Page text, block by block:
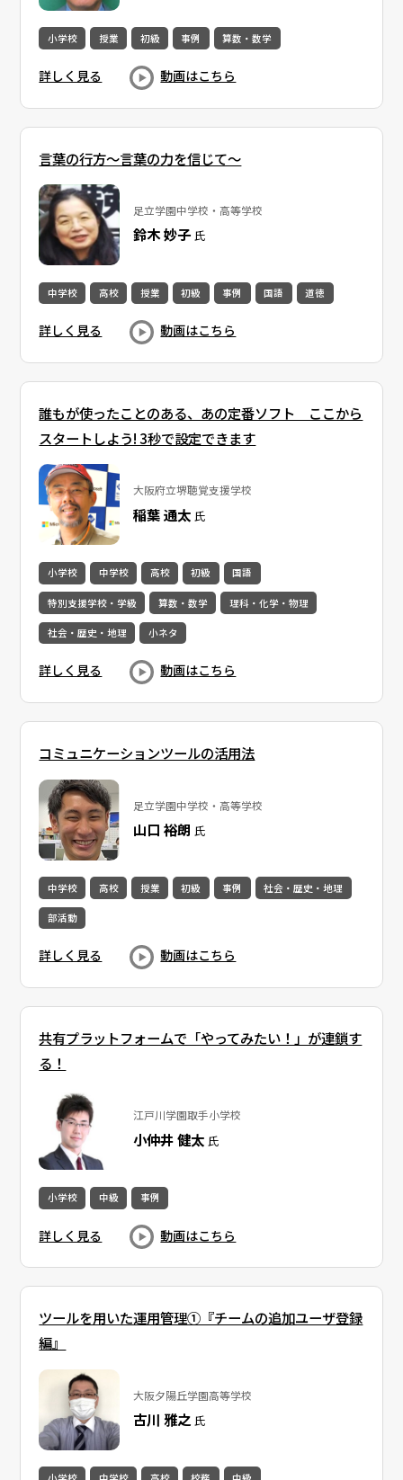
小学校 授業 初級 事例 算数・数学
詳しく見る 動画はこちら
言葉の行方～言葉の力を信じて～
足立学園中学校・高等学校
鈴木 妙子 氏
中学校 高校 授業 初級 事例 国語 道徳
詳しく見る 動画はこちら
誰もが使ったことのある、あの定番ソフト ここから
スタートしよう! 3秒で設定できます
大阪府立堺聴覚支援学校
稲葉 通太 氏
小学校 中学校 高校 初級 国語
特別支援学校・学級 算数・数学 理科・化学・物理
社会・歴史・地理 小ネタ
詳しく見る 動画はこちら
コミュニケーションツールの活用法
足立学園中学校・高等学校
山口 裕朗 氏
中学校 高校 授業 初級 事例 社会・歴史・地理
部活動
詳しく見る 動画はこちら
共有プラットフォームで「やってみたい！」が連鎖す
る！
江戸川学園取手小学校
小仲井 健太 氏
小学校 中級 事例
詳しく見る 動画はこちら
ツールを用いた運用管理①『チームの追加ユーザ登録
編』
大阪夕陽丘学園高等学校
古川 雅之 氏